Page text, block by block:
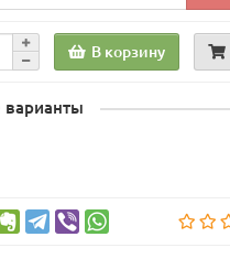
В корзину
варианты